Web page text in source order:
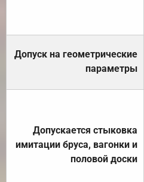
Допуск на геометрические
параметры
Допускается стыковка
имитации бруса, вагонки и
половой доски